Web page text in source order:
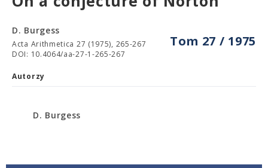
Tom 27 / 1975
D. Burgess
Acta Arithmetica 27 (1975), 265-267
DOI: 10.4064/aa-27-1-265-267
Autorzy
D. Burgess